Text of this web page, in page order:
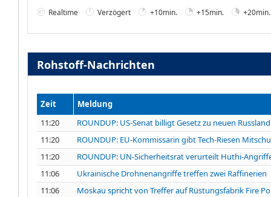
Realtime Verzögert +10min. +15min. +20min.
Rohstoff-Nachrichten
Zeit
Meldung
11:20
ROUNDUP: US-Senat billigt Gesetz zu neuen
11:20
ROUNDUP: EU-Kommissarin gibt Tech-Riesen
11:20
ROUNDUP: UN-Sicherheitsrat verurteilt Huthi-
11:06
Ukrainische Drohnenangriffe treffen zwei Raffinerien
11:06
Moskau spricht von Treffer auf Rüstungsfabrik Fire